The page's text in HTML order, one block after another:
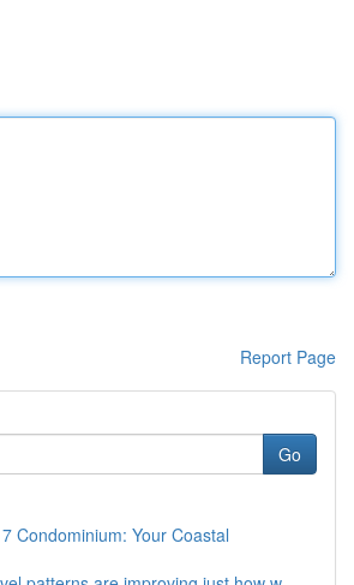
Report Page
Go
Condominium: Your Coastal